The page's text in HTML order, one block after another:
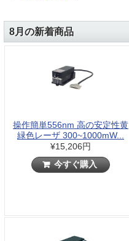
8月の新着商品
操作簡単556nm 高の安定性黄
緑色レーザ 300~1000mW...
¥15,206円
今すぐ購入